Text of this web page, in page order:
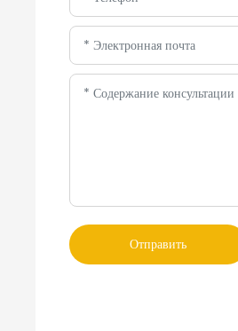
Отправить